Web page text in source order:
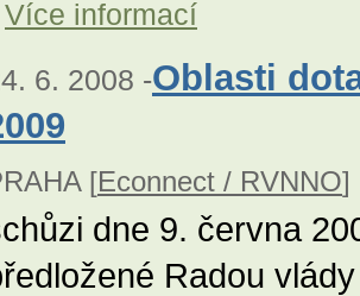
Více informací
6. 2008 -Oblasti
[Econnect / RVNNO]
dne 9. června
Radou